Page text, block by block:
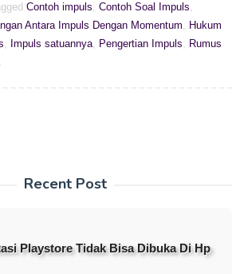
Contoh impuls, Contoh Soal Impuls,
Antara Impuls Dengan Momentum, Hukum
, Impuls satuannya, Pengertian Impuls, Rumus
Recent Post
Playstore Tidak Bisa Dibuka Di Hp